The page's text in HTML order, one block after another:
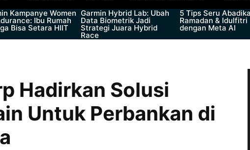
Kampanye Women
Ibu Rumah
Bisa Setara HIIT
Garmin Hybrid Lab: Ubah
Data Biometrik Jadi
Strategi Juara Hybrid
Race
5 Tips Seru
Ramadan & Idulfitri
dengan Meta AI
Hadirkan Solusi
Untuk Perbankan di